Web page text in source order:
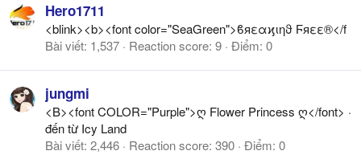
Hero1711
<blink><b><font color="SeaGreen">ϐяεαϗιηϑ Ϝяεε®</f
Bài viết 1,537 Reaction score 9 Điểm 0
jungmi
<B><font COLOR="Purple">ღ Flower Princess ღ</font> ·
đến từ Icy Land
Bài viết 2,446 Reaction score 390 Điểm 0